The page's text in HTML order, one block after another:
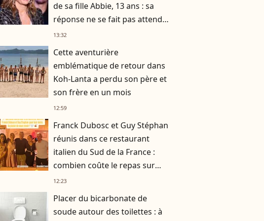
de sa fille Abbie, 13 ans : sa
réponse ne se fait pas attendre
!13:32
Cette aventurière
emblématique de retour dans
Koh-Lanta a perdu son père et
son frère en un mois
12:59
Franck Dubosc et Guy Stéphan
réunis dans ce restaurant
italien du Sud de la France :
combien coûte le repas sur
place ?
12:23
Placer du bicarbonate de
soude autour des toilettes : à